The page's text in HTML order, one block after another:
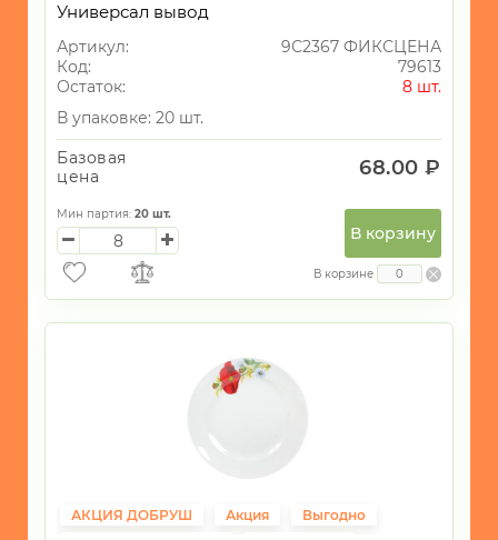
Универсал вывод
Артикул:
9С2367 ФИКСЦЕНА
Код:
79613
Остаток:
8 шт.
В упаковке: 20 шт.
Базовая
цена
68.00 ₽
Мин партия: 20 шт.
В корзину
В корзине
АКЦИЯ ДОБРУШ Акция
Выгодно